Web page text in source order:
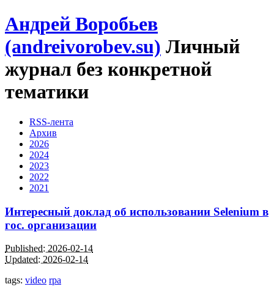
Андрей Воробьев
(andreivorobev.su) Личный
журнал без конкретной
тематики
RSS-лента
Архив
2026
2024
2023
2022
2021
Интересный доклад об использовании Selenium в
гос. организации
Published: 2026-02-14
Updated: 2026-02-14
tags: video rpa